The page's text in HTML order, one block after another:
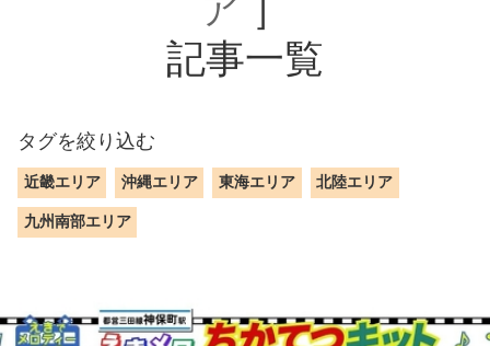
ア ］
記事一覧
タグを絞り込む
近畿エリア 沖縄エリア 東海エリア 北陸エリア
九州南部エリア